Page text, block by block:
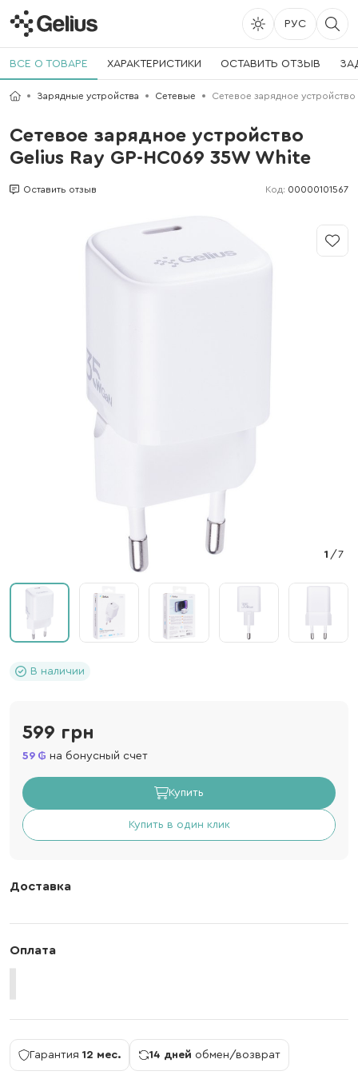
РУС
ВСЕ О ТОВАРЕ ХАРАКТЕРИСТИКИ ОСТАВИТЬ ОТЗЫВ
Зарядные устройства Сетевые Сетевое зарядное
Сетевое зарядное устройство
Gelius Ray GP-HC069 35W White
Оставить отзыв Код: 00000101567
1 /7
В наличии
599 грн
59 на бонусный счет
Купить
Купить в один клик
Доставка
Оплата
Гарантия 12 мес. 14 дней обмен/возврат